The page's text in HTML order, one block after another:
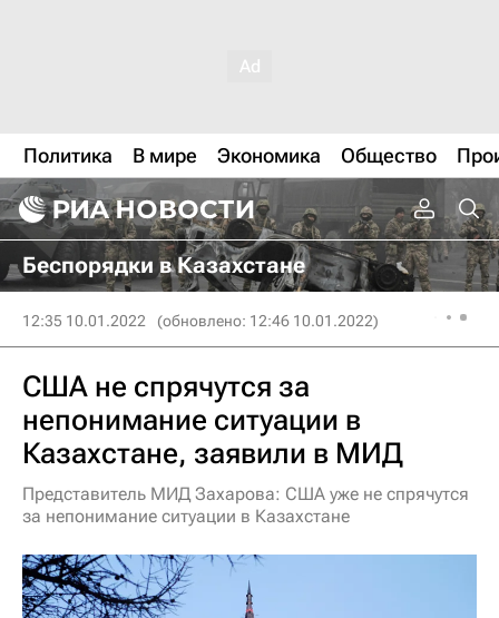
Политика В мире Экономика Общество
Беспорядки в Казахстане
12:35 10.01.2022 (обновлено: 12:46 10.01.2022)
США не спрячутся за
непонимание ситуации в
Казахстане, заявили в МИД
Представитель МИД Захарова: США уже не спрячутся
за непонимание ситуации в Казахстане